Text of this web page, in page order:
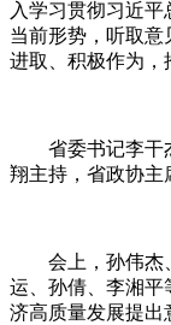
入学习贯彻习近
当前形势，听取意
进取、积极作为，
省委书记李干杰
翔主持，省政协主
会上，孙伟杰、
运、孙倩、李湘平
济高质量发展提出